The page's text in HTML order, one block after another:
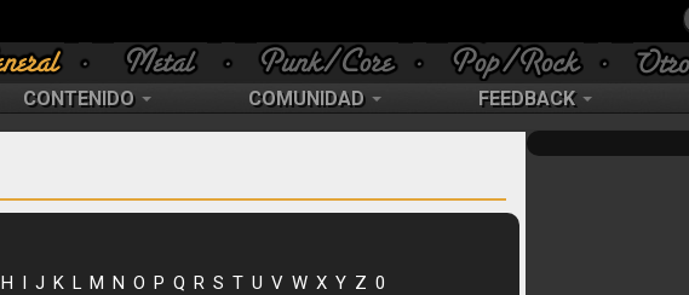
CONTENIDO COMUNIDAD FEEDBACK
H I J K L M N O P Q R S T U V W X Y Z 0